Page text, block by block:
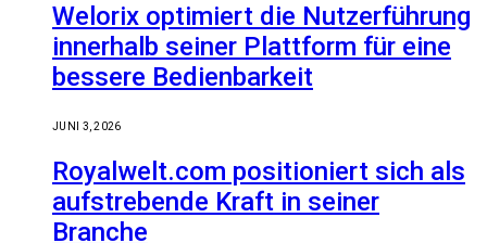
Welorix optimiert die Nutzerführung
innerhalb seiner Plattform für eine
bessere Bedienbarkeit
JUNI 3, 2026
Royalwelt.com positioniert sich als
aufstrebende Kraft in seiner
Branche